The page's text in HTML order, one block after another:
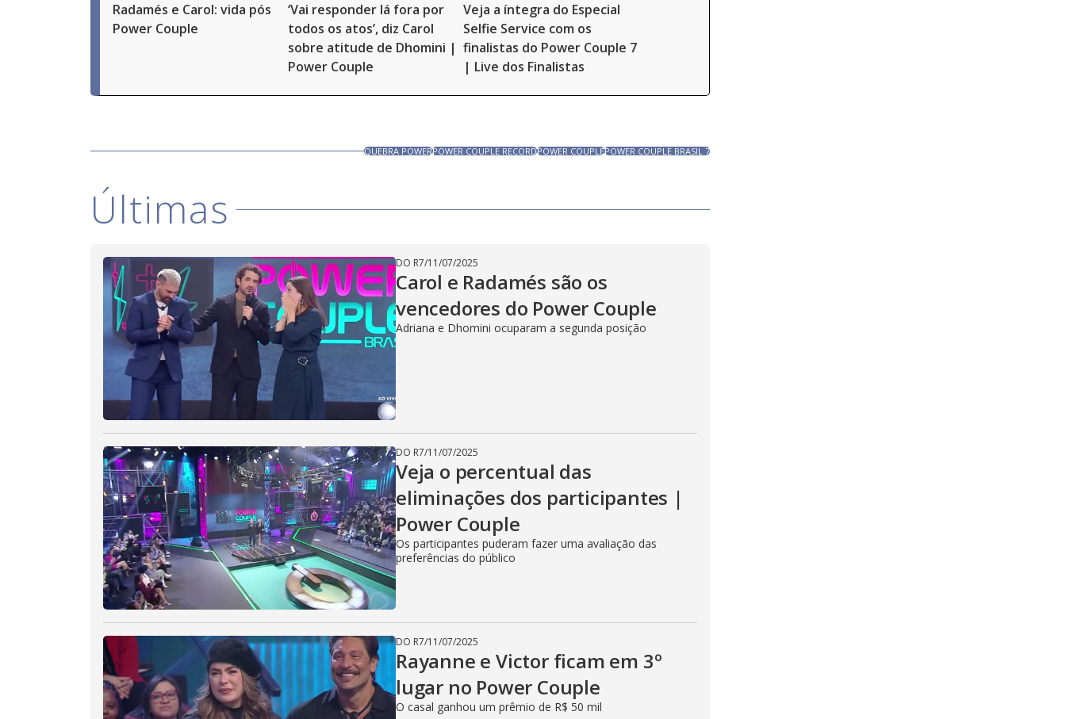
Radamés e Carol: vida pós
Power Couple
‘Vai responder lá fora por
todos os atos’, diz Carol
sobre atitude de Dhomini |
Power Couple
Veja a íntegra do Especial
Selfie Service com os
finalistas do Power Couple 7
| Live dos Finalistas
QUEBRA POWERPOWER COUPLE RECORDPOWER COUPLEPOWER COUPLE BRASIL 7
Últimas
DO R7/11/07/2025
Carol e Radamés são os
vencedores do Power Couple
Adriana e Dhomini ocuparam a segunda posição
DO R7/11/07/2025
Veja o percentual das
eliminações dos participantes |
Power Couple
Os participantes puderam fazer uma avaliação das
preferências do público
DO R7/11/07/2025
Rayanne e Victor ficam em 3º
lugar no Power Couple
O casal ganhou um prêmio de R$ 50 mil